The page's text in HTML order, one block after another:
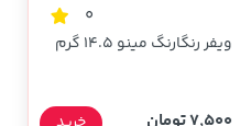
0
ویفر رنگارنگ مینو 14.5 گرم
7,500 تومان